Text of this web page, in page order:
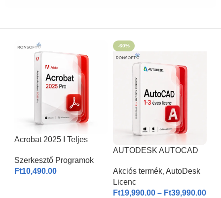
Acrobat 2025 I Teljes
Szerkesztő Programok
Ft10,490.00
-60%
AUTODESK AUTOCAD
1-3 éves licenc I
Akciós termék, AutoDesk
Licenc
Ft19,990.00 – Ft39,990.00